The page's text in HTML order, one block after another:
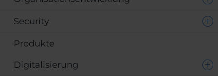
Security
Produkte
Digitalisierung